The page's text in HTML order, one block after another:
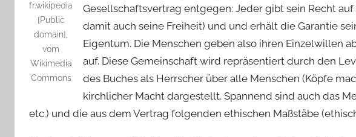
fr.wikipedia
[Public
domain],
vom
Wikimedia
Commons
Gesellschaftsvertrag entgegen: Jeder gibt sein Recht
damit auch seine Freiheit) und und erhält die Garantie
Eigentum. Die Menschen geben also ihren Einzelwillen
auf. Diese Gemeinschaft wird repräsentiert durch den
des Buches als Herrscher über alle Menschen (Köpfe
kirchlicher Macht dargestellt. Spannend sind auch das
etc.) und die aus dem Vertrag folgenden ethischen Maßstäbe